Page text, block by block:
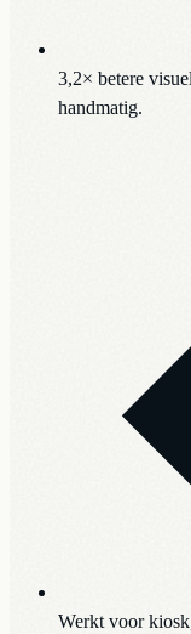
3,2× betere
handmatig.
Werkt voor